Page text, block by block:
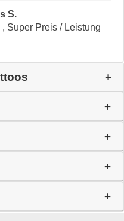
S.
Super Preis / Leistung